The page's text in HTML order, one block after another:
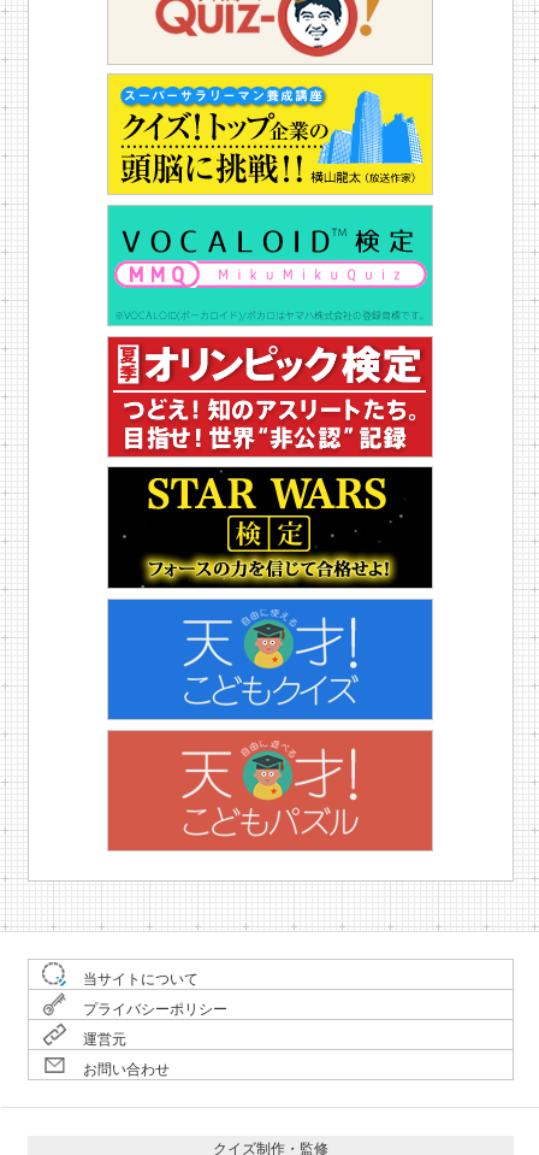
当サイトについて
プライバシーポリシー
運営元
お問い合わせ
クイズ制作・監修